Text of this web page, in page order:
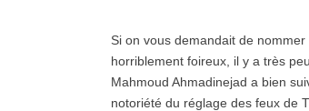
Si on vous demandait de
horriblement foireux, il y a très
Mahmoud Ahmadinejad a bien
notoriété du réglage des feux de